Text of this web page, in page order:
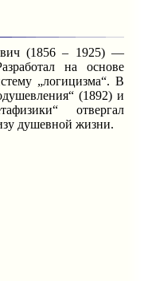
(1856 – 1925) —
на основе
„логицизма“. В
(1892) и
отвергал
душевной жизни.